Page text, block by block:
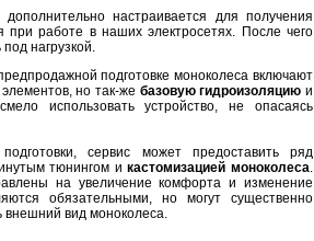
настраивается для получения
при работе в наших электросетях. После чего
нагрузкой.
подготовке моноколеса включают
но так-же базовую гидроизоляцию и
использовать устройство, не опасаясь
сервис может предоставить ряд
тюнингом икастомизацией моноколеса.
на увеличение комфорта и изменение
обязательными, но могут существенно
внешний вид моноколеса.